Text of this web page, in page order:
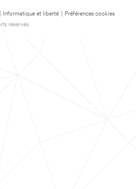
Informatique et liberté
Préférences cookies
réservés.